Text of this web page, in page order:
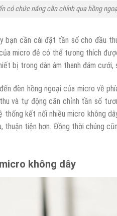
có chức năng căn chỉnh qua hồng
cần cài đặt tần số cho đầu
micro đẻ có thể tương thích
bị trong dàn âm thanh đám cưới,
đèn hồng ngoại của micro về
và tự động căn chỉnh tần số
kết nối nhiều micro không
tiện hơn. Đồng thời chúng
không dây